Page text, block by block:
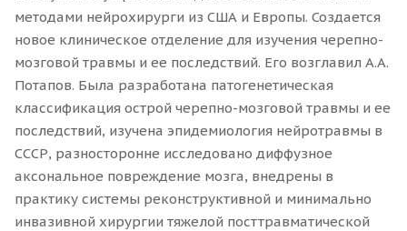
методами нейрохирурги из США и Европы. Создается
новое клиническое отделение для изучения черепно-
мозговой травмы и ее последствий. Его возглавил А.А.
Потапов. Была разработана патогенетическая
классификация острой черепно-мозговой травмы и ее
последствий, изучена эпидемиология нейротравмы в
СССР, разносторонне исследовано диффузное
аксональное повреждение мозга, внедрены в
практику системы реконструктивной и минимально
инвазивной хирургии тяжелой посттравматической